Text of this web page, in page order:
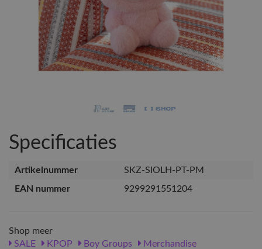
Specificaties
Artikelnummer
SKZ-SIOLH-PT-PM
EAN nummer
9299291551204
Shop meer
SALE
KPOP Boy Groups
Merchandise